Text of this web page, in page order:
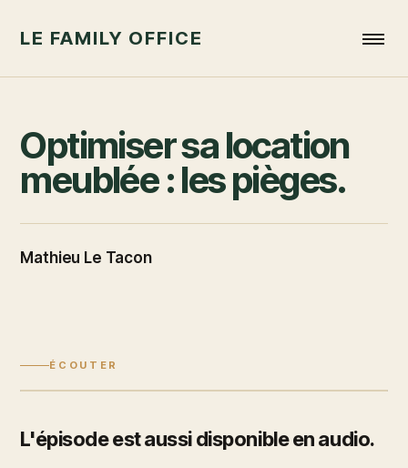
LE FAMILY OFFICE
Optimiser sa location
meublée : les pièges.
Mathieu Le Tacon
ÉCOUTER
L'épisode est aussi disponible en audio.